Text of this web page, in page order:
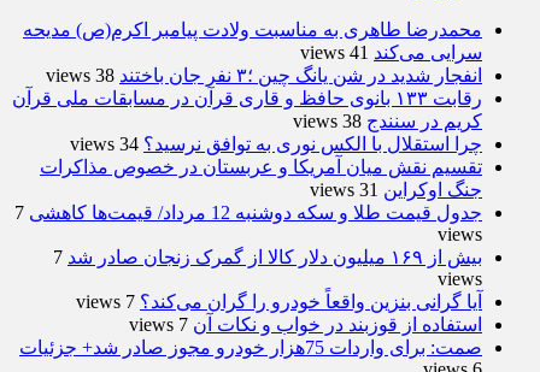
محمدرضا طاهری به مناسبت ولادت پیامبر اکرم(ص) مدیحه
سرایی می‌کند 41 views
انفجار شدید در شن یانگ چین ؛۳ نفر جان باختند
38 views
رقابت ۱۳۳ بانوی حافظ و قاری قرآن در مسابقات ملی قرآن
کریم در سنندج 38 views
چرا استقلال با الکس نوری به توافق نرسید؟ 34 views
تقسیم نقش میان آمریکا و عربستان در خصوص مذاکرات
جنگ اوکراین 31 views
جدول قیمت طلا و سکه دوشنبه 12 مرداد/ قیمت‌ها کاهشی
7
views
بیش از ۱۶۹ میلیون دلار کالا از گمرک زنجان صادر شد
7
views
آیا گرانی بنزین واقعاً خودرو را گران می‌کند؟ 7 views
استفاده از قوزبند در خواب و نکات آن 7 views
صمت: برای واردات 75هزار خودرو مجوز صادر شد+ جزئیات